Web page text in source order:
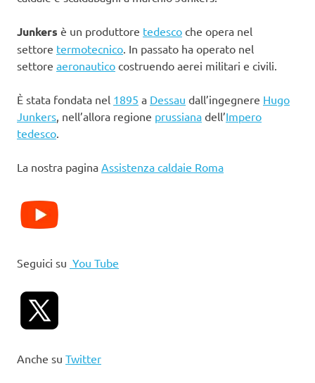
Junkers è un produttore tedesco che opera nel
settore termotecnico . In passato ha operato nel
settore aeronautico costruendo aerei militari e civili.
È stata fondata nel 1895 a Dessau dall’ingegnere Hugo
Junkers , nell’allora regione prussiana dell’Impero
tedesco
La nostra pagina Assistenza caldaie Roma
Seguici su You Tube
Anche su Twitter